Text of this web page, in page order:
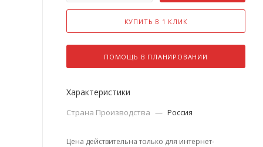
КУПИТЬ В 1 КЛИК
ПОМОЩЬ В ПЛАНИРОВАНИИ
Характеристики
Страна Производства — Россия
Цена действительна только для интернет-